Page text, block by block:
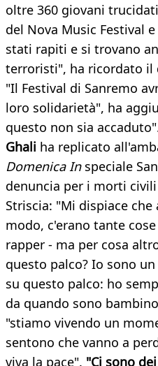
oltre 360 giovani
del Nova Music Festival
stati rapiti e si trovano
terroristi", ha ricordato il
"Il Festival di Sanremo
loro solidarietà", ha
questo non sia
Ghali ha replicato
Domenica In speciale
denuncia per i morti
Striscia: "Mi dispiace
modo, c'erano tante
rapper - ma per cosa
questo palco? Io sono
su questo palco: ho
da quando sono
"stiamo vivendo un
sentono che vanno a
viva la pace". "Ci sono